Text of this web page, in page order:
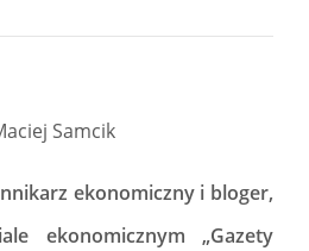
ekonomiczny i bloger,
ekonomicznym „Gazety